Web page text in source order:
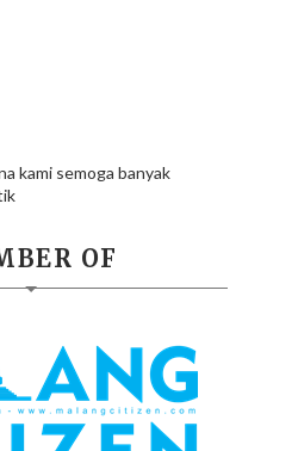
kami semoga banyak
OF